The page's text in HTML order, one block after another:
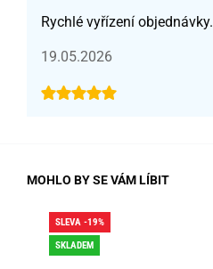
Rychlé vyřízení objednávky.
19.05.2026
MOHLO BY SE VÁM LÍBIT
SLEVA -19%
SKLADEM